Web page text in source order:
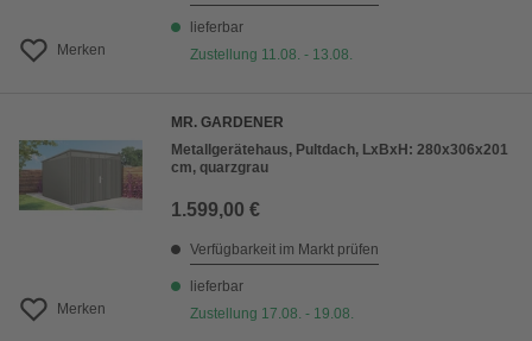
Merken
lieferbar
Zustellung 11.08. - 13.08.
Merken
MR. GARDENER
Metallgerätehaus, Pultdach, LxBxH: 280x306x201
cm, quarzgrau
1.599,00 €
Verfügbarkeit im Markt prüfen
lieferbar
Zustellung 17.08. - 19.08.